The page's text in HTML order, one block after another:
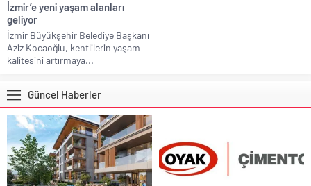
İzmir’e yeni yaşam alanları
geliyor
İzmir Büyükşehir Belediye Başkanı
Aziz Kocaoğlu, kentlilerin yaşam
kalitesini artırmaya...
Güncel Haberler